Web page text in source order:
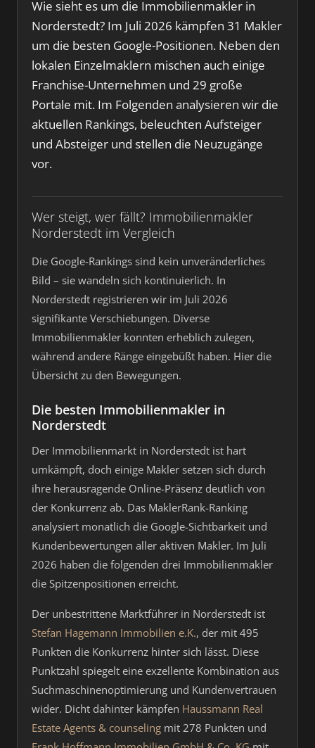
Wie sieht es um die Immobilienmakler in
Norderstedt? Im Juli 2026 kämpfen 31 Makler
um die besten Google-Positionen. Neben den
lokalen Einzelmaklern mischen auch einige
Franchise-Unternehmen und 29 große
Portale mit. Im Folgenden analysieren wir die
aktuellen Rankings, beleuchten Aufsteiger
und Absteiger und stellen die Neuzugänge
vor.
Wer steigt, wer fällt? Immobilienmakler
Norderstedt im Vergleich
Die Google-Rankings sind kein unveränderliches
Bild – sie wandeln sich kontinuierlich. In
Norderstedt registrieren wir im Juli 2026
signifikante Verschiebungen. Diverse
Immobilienmakler konnten erheblich zulegen,
während andere Ränge eingebüßt haben. Hier die
Übersicht zu den Bewegungen.
Die besten Immobilienmakler in
Norderstedt
Der Immobilienmarkt in Norderstedt ist hart
umkämpft, doch einige Makler setzen sich durch
ihre herausragende Online-Präsenz deutlich von
der Konkurrenz ab. Das MaklerRank-Ranking
analysiert monatlich die Google-Sichtbarkeit und
Kundenbewertungen aller aktiven Makler. Im Juli
2026 haben die folgenden drei Immobilienmakler
die Spitzenpositionen erreicht.
Der unbestrittene Marktführer in Norderstedt ist
Stefan Hagemann Immobilien e.K., der mit 495
Punkten die Konkurrenz hinter sich lässt. Diese
Punktzahl spiegelt eine exzellente Kombination aus
Suchmaschinenoptimierung und Kundenvertrauen
wider. Dicht dahinter kämpfen Haussmann Real
Estate Agents & counseling mit 278 Punkten und